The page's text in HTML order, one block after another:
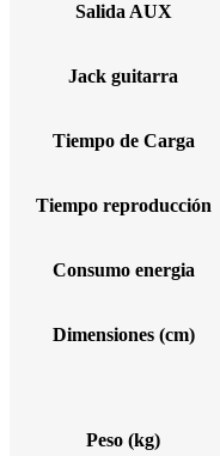
Salida AUX
Jack guitarra
Tiempo de Carga
Tiempo reproducción
Consumo energia
Dimensiones (cm)
Peso (kg)